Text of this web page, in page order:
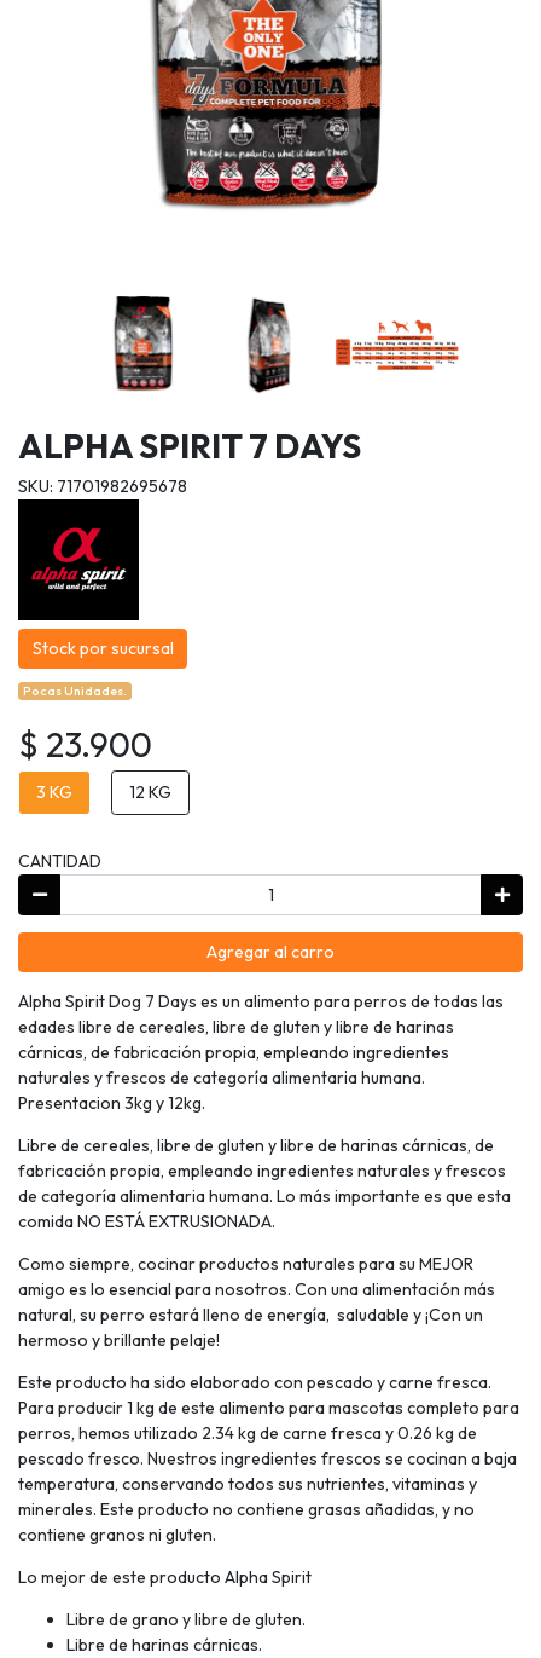
ALPHA SPIRIT 7 DAYS
SKU: 71701982695678
Stock por sucursal
Pocas Unidades.
$ 23.900
3 KG 12 KG
CANTIDAD
Agregar al carro
Alpha Spirit Dog 7 Days es un alimento para perros de todas las
edades libre de cereales, libre de gluten y libre de harinas
cárnicas, de fabricación propia, empleando ingredientes
naturales y frescos de categoría alimentaria humana.
Presentacion 3kg y 12kg.
Libre de cereales, libre de gluten y libre de harinas cárnicas, de
fabricación propia, empleando ingredientes naturales y frescos
de categoría alimentaria humana. Lo más importante es que esta
comida NO ESTÁ EXTRUSIONADA.
Como siempre, cocinar productos naturales para su MEJOR
amigo es lo esencial para nosotros. Con una alimentación más
natural, su perro estará lleno de energía, saludable y ¡Con un
hermoso y brillante pelaje!
Este producto ha sido elaborado con pescado y carne fresca.
Para producir 1 kg de este alimento para mascotas completo para
perros, hemos utilizado 2.34 kg de carne fresca y 0.26 kg de
pescado fresco. Nuestros ingredientes frescos se cocinan a baja
temperatura, conservando todos sus nutrientes, vitaminas y
minerales. Este producto no contiene grasas añadidas, y no
contiene granos ni gluten.
Lo mejor de este producto Alpha Spirit
Libre de grano y libre de gluten.
Libre de harinas cárnicas.